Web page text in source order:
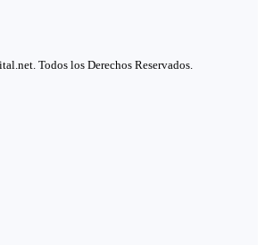
Todos los Derechos Reservados.